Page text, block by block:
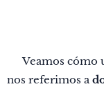
👉 Veamos cómo
nos referimos a